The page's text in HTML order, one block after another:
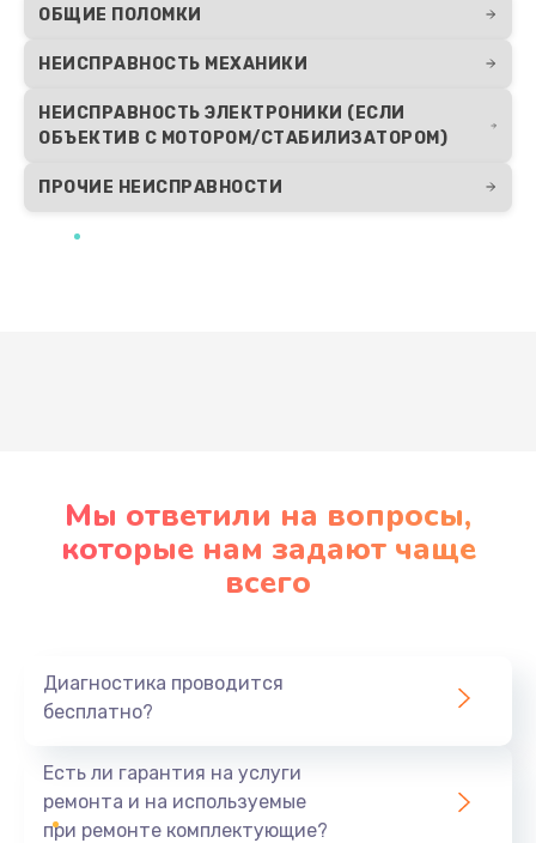
ОБЩИЕ ПОЛОМКИ
НЕИСПРАВНОСТЬ МЕХАНИКИ
НЕИСПРАВНОСТЬ ЭЛЕКТРОНИКИ (ЕСЛИ
ОБЪЕКТИВ С МОТОРОМ/СТАБИЛИЗАТОРОМ)
ПРОЧИЕ НЕИСПРАВНОСТИ
Мы ответили на вопросы,
которые нам задают чаще
всего
Диагностика проводится
бесплатно?
Есть ли гарантия на услуги
ремонта и на используемые
при ремонте комплектующие?